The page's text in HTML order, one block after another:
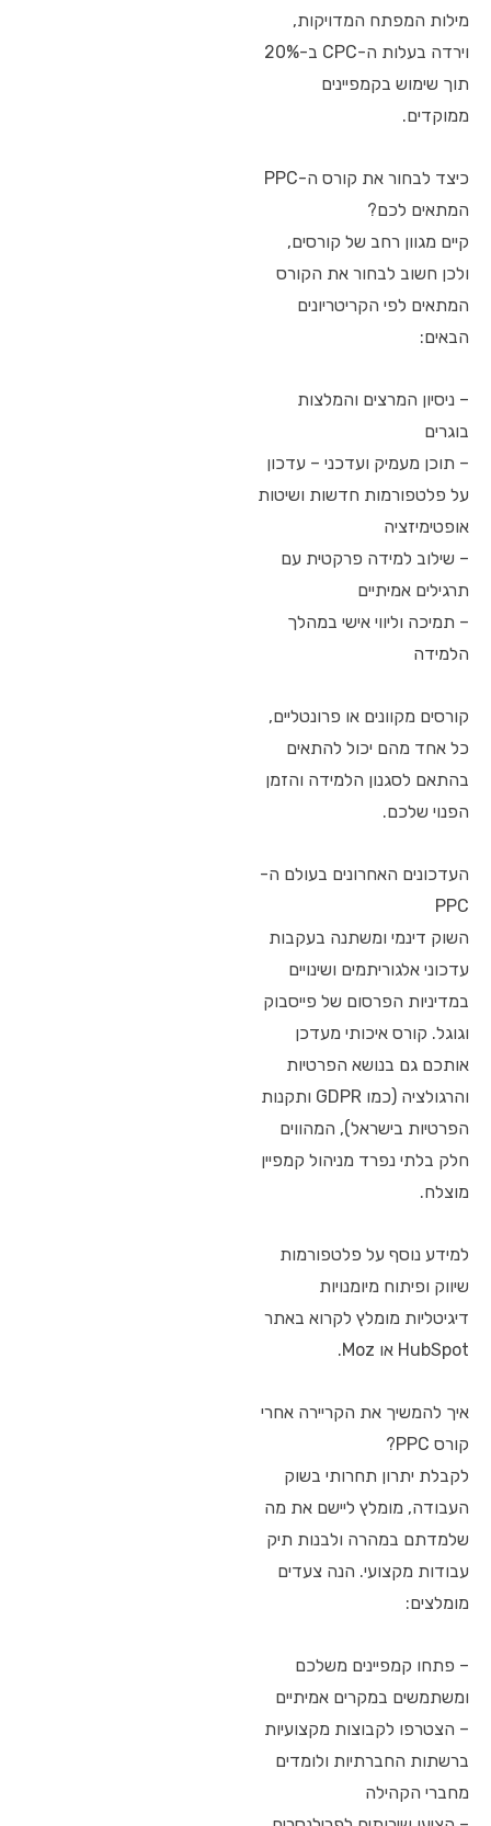
מילות המפתח המדויקות,
וירדה בעלות ה-CPC ב-20%
תוך שימוש בקמפיינים
ממוקדים.
כיצד לבחור את קורס ה-PPC
המתאים לכם?
קיים מגוון רחב של קורסים,
ולכן חשוב לבחור את הקורס
המתאים לפי הקריטריונים
הבאים:
– ניסיון המרצים והמלצות
בוגרים
– תוכן מעמיק ועדכני – עדכון
על פלטפורמות חדשות ושיטות
אופטימיזציה
– שילוב למידה פרקטית עם
תרגילים אמיתיים
– תמיכה וליווי אישי במהלך
הלמידה
קורסים מקוונים או פרונטליים,
כל אחד מהם יכול להתאים
בהתאם לסגנון הלמידה והזמן
הפנוי שלכם.
העדכונים האחרונים בעולם ה-
PPC
השוק דינמי ומשתנה בעקבות
עדכוני אלגוריתמים ושינויים
במדיניות הפרסום של פייסבוק
וגוגל. קורס איכותי מעדכן
אותכם גם בנושא הפרטיות
והרגולציה (כמו GDPR ותקנות
הפרטיות בישראל), המהווים
חלק בלתי נפרד מניהול קמפיין
מוצלח.
למידע נוסף על פלטפורמות
שיווק ופיתוח מיומנויות
דיגיטליות מומלץ לקרוא באתר
HubSpot או Moz.
איך להמשיך את הקריירה אחרי
קורס PPC?
לקבלת יתרון תחרותי בשוק
העבודה, מומלץ ליישם את מה
שלמדתם במהרה ולבנות תיק
עבודות מקצועי. הנה צעדים
מומלצים:
– פתחו קמפיינים משלכם
ומשתמשים במקרים אמיתיים
– הצטרפו לקבוצות מקצועיות
ברשתות החברתיות ולומדים
מחברי הקהילה